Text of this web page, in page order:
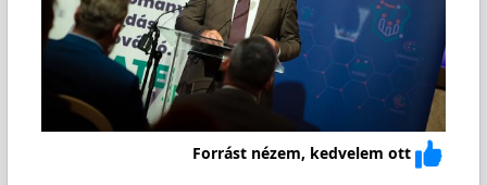
Forrást nézem, kedvelem ott